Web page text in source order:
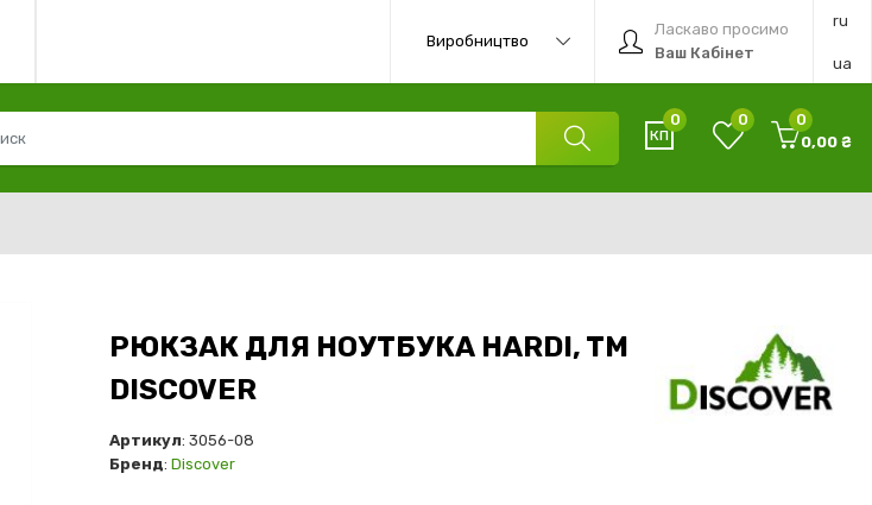
ru
ua
Ласкаво просимо
Ваш Кабінет
Виробництво
0 0
0
0,00 ₴
РЮКЗАК ДЛЯ НОУТБУКА HARDI, TM
DISCOVER
Артикул: 3056-08
Бренд: Discover